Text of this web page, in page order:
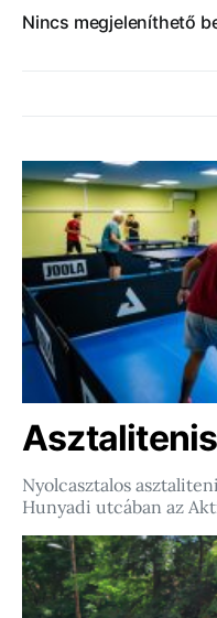
Nincs megjeleníthető
Nyolcasztalos
Hunyadi utcában az